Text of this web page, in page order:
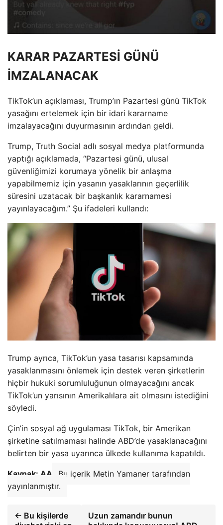
KARAR PAZARTESİ GÜNÜ
İMZALANACAK
TikTok’un açıklaması, Trump’ın Pazartesi günü TikTok
yasağını ertelemek için bir idari kararname
imzalayacağını duyurmasının ardından geldi.
Trump, Truth Social adlı sosyal medya platformunda
yaptığı açıklamada, “Pazartesi günü, ulusal
güvenliğimizi korumaya yönelik bir anlaşma
yapabilmemiz için yasanın yasaklarının geçerlilik
süresini uzatacak bir başkanlık kararnamesi
yayınlayacağım.” Şu ifadeleri kullandı:
Trump ayrıca, TikTok’un yasa tasarısı kapsamında
yasaklanmasını önlemek için destek veren şirketlerin
hiçbir hukuki sorumluluğunun olmayacağını ancak
TikTok’un yarısının Amerikalılara ait olmasını istediğini
söyledi.
Çin’in sosyal ağ uygulaması TikTok, bir Amerikan
şirketine satılmaması halinde ABD’de yasaklanacağını
belirten bir yasa uyarınca ülkede kullanıma kapatıldı.
Kaynak: AA
Bu içerik Metin Yamaner tarafından
yayınlanmıştır.
← Bu kişilerde
Uzun zamandır bunun